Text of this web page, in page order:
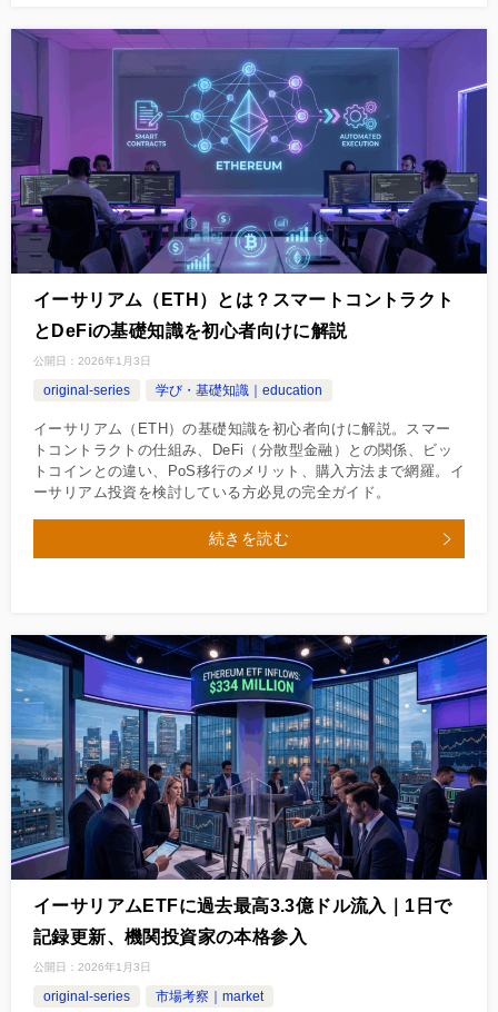
イーサリアム（ETH）とは？スマートコントラクト
とDeFiの基礎知識を初心者向けに解説
公開日： 2026年1月3日
original-series 学び・基礎知識｜education
イーサリアム（ETH）の基礎知識を初心者向けに解説。スマー
トコントラクトの仕組み、DeFi（分散型金融）との関係、ビッ
トコインとの違い、PoS移行のメリット、購入方法まで網羅。イ
ーサリアム投資を検討している方必見の完全ガイド。
続きを読む
イーサリアムETFに過去最高3.3億ドル流入｜1日で
記録更新、機関投資家の本格参入
公開日： 2026年1月3日
original-series 市場考察｜market